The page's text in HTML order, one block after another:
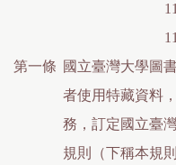
第一條 國立臺灣大學圖
者使用特藏資料
務，訂定國立臺
規則（下稱本規